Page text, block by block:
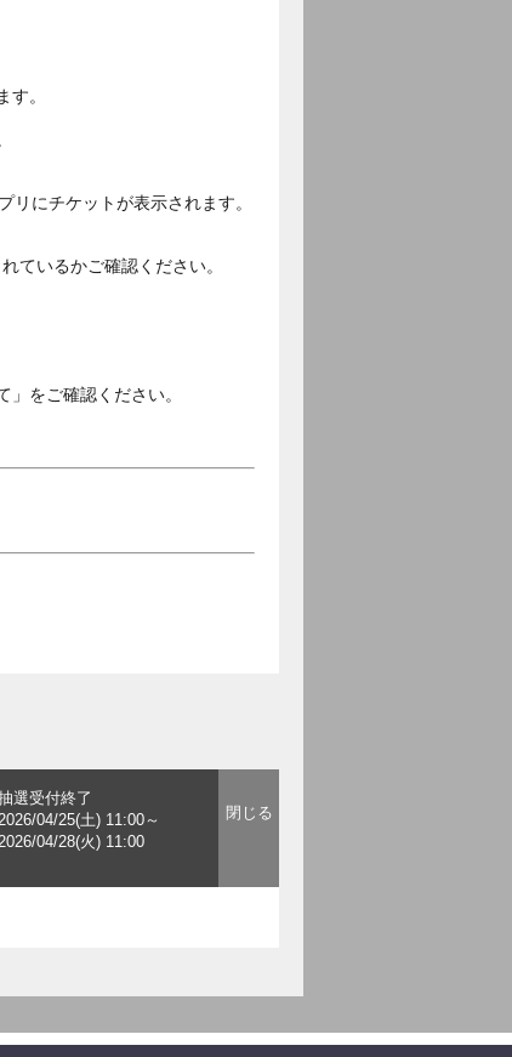
。
にチケットが表示されます。
ているかご確認ください。
をご確認ください。
選受付終了
04/25(土) 11:00～
04/28(火) 11:00